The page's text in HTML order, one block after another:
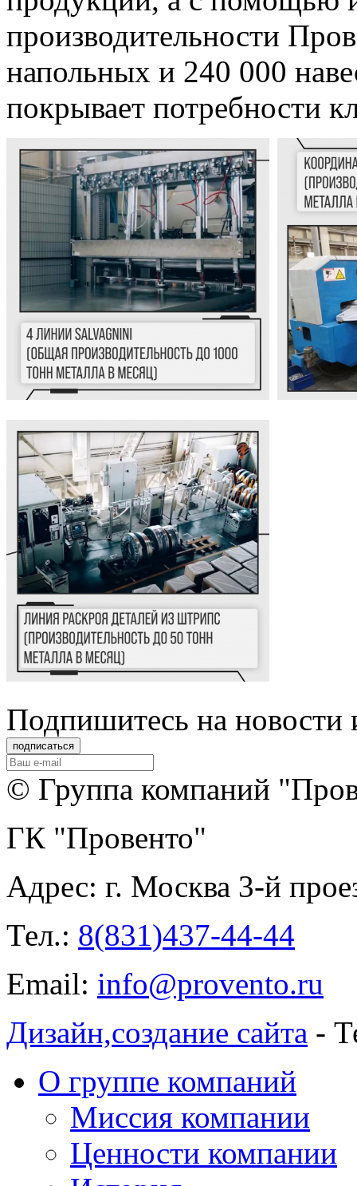
производительности
напольных и 240 000
покрывает потребности
Подпишитеcь на
© Группа компаний
ГК "Провенто"
Адрес: г. Москва 3-й
Тел.: 8(831)437-44-44
Email: info@provento.ru
Дизайн,создание сайта -
О группе компаний
Миссия компании
Ценности компании